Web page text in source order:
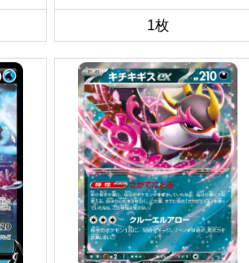
1枚